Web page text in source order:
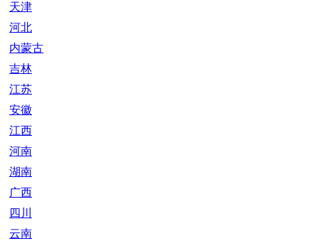
天津
河北
内蒙古
吉林
江苏
安徽
江西
河南
湖南
广西
四川
云南